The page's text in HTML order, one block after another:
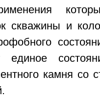
скважины и
единое
камня со